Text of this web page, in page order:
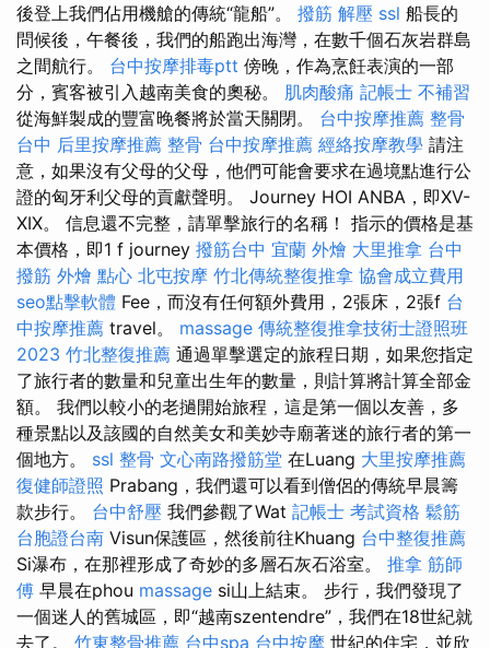
後登上我們佔用機艙的傳統“龍船”。 撥筋 解壓 ssl 船長的
問候後，午餐後，我們的船跑出海灣，在數千個石灰岩群島
之間航行。 台中按摩排毒ptt 傍晚，作為烹飪表演的一部
分，賓客被引入越南美食的奧秘。 肌肉酸痛 記帳士 不補習
從海鮮製成的豐富晚餐將於當天關閉。 台中按摩推薦 整骨
台中 后里按摩推薦 整骨 台中按摩推薦 經絡按摩教學 請注
意，如果沒有父母的父母，他們可能會要求在過境點進行公
證的匈牙利父母的貢獻聲明。 Journey HOI ANBA，即XV-
XIX。 信息還不完整，請單擊旅行的名稱！ 指示的價格是基
本價格，即1 f journey 撥筋台中 宜蘭 外燴 大里推拿 台中
撥筋 外燴 點心 北屯按摩 竹北傳統整復推拿 協會成立費用
seo點擊軟體 Fee，而沒有任何額外費用，2張床，2張f 台
中按摩推薦 travel。 massage 傳統整復推拿技術士證照班
2023 竹北整復推薦 通過單擊選定的旅程日期，如果您指定
了旅行者的數量和兒童出生年的數量，則計算將計算全部金
額。 我們以較小的老撾開始旅程，這是第一個以友善，多
種景點以及該國的自然美女和美妙寺廟著迷的旅行者的第一
個地方。 ssl 整骨 文心南路撥筋堂 在Luang 大里按摩推薦
復健師證照 Prabang，我們還可以看到僧侶的傳統早晨籌
款步行。 台中舒壓 我們參觀了Wat 記帳士 考試資格 鬆筋
台胞證台南 Visun保護區，然後前往Khuang 台中整復推薦
Si瀑布，在那裡形成了奇妙的多層石灰石浴室。 推拿 筋師
傅 早晨在phou massage si山上結束。 步行，我們發現了
一個迷人的舊城區，即“越南szentendre”，我們在18世紀就
去了。 竹東整骨推薦 台中spa 台中按摩 世紀的住宅，並欣